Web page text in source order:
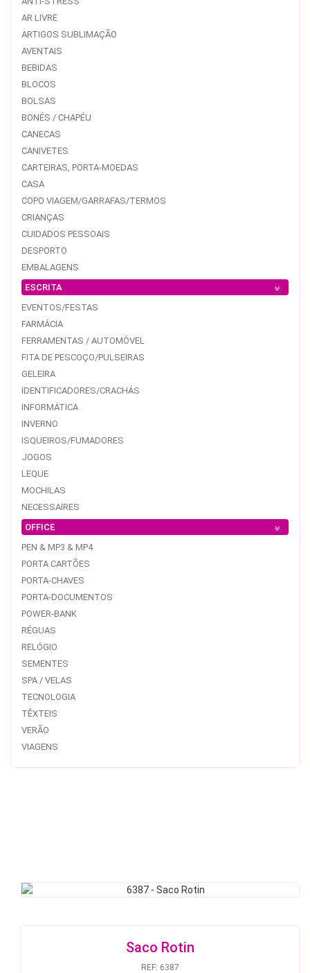
AR LIVRE
ARTIGOS SUBLIMAÇÃO
AVENTAIS
BEBIDAS
BLOCOS
BOLSAS
BONÉS / CHAPÉU
CANECAS
CANIVETES
CARTEIRAS, PORTA-MOEDAS
CASA
COPO VIAGEM/GARRAFAS/TERMOS
CRIANÇAS
CUIDADOS PESSOAIS
DESPORTO
EMBALAGENS
ESCRITA
EVENTOS/FESTAS
FARMÁCIA
FERRAMENTAS / AUTOMÓVEL
FITA DE PESCOÇO/PULSEIRAS
GELEIRA
IDENTIFICADORES/CRACHÁS
INFORMÁTICA
INVERNO
ISQUEIROS/FUMADORES
JOGOS
LEQUE
MOCHILAS
NECESSAIRES
OFFICE
PEN & MP3 & MP4
PORTA CARTÕES
PORTA-CHAVES
PORTA-DOCUMENTOS
POWER-BANK
RÉGUAS
RELÓGIO
SEMENTES
SPA / VELAS
TECNOLOGIA
TÊXTEIS
VERÃO
VIAGENS
Saco Rotin
REF: 6387